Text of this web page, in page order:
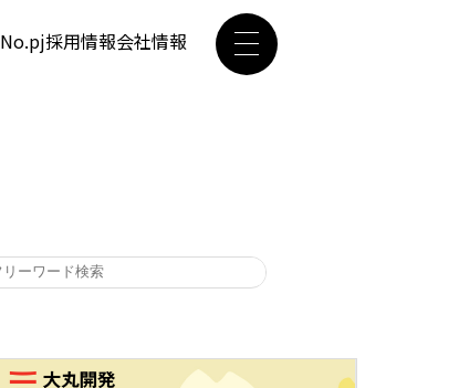
No.pj採用情報会社情報